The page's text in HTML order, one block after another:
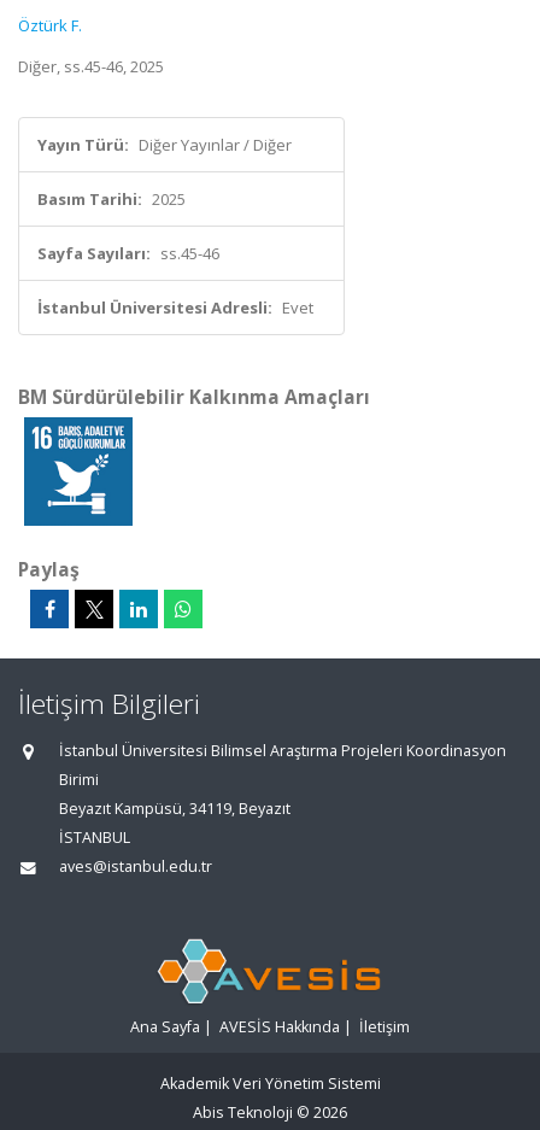
Öztürk F.
Diğer, ss.45-46, 2025
Yayın Türü: Diğer Yayınlar / Diğer
Basım Tarihi: 2025
Sayfa Sayıları: ss.45-46
İstanbul Üniversitesi Adresli: Evet
BM Sürdürülebilir Kalkınma Amaçları
Paylaş
İletişim Bilgileri
İstanbul Üniversitesi Bilimsel Araştırma Projeleri Koordinasyon
Birimi
Beyazıt Kampüsü, 34119, Beyazıt
İSTANBUL
aves@istanbul.edu.tr
Ana Sayfa | AVESİS Hakkında | İletişim
Akademik Veri Yönetim Sistemi
Abis Teknoloji © 2026